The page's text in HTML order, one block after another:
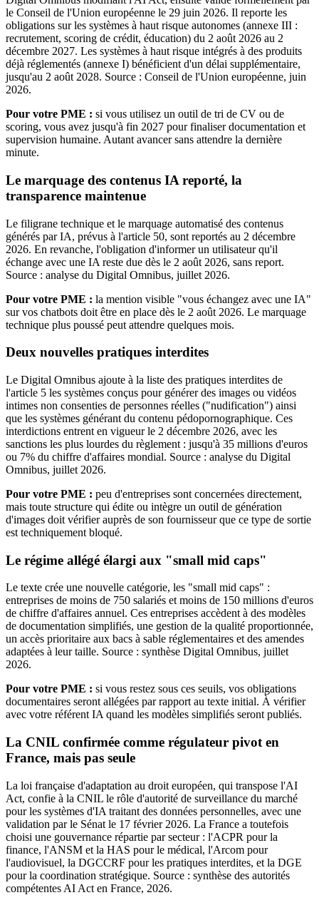
le Conseil de l'Union européenne le 29 juin 2026. Il reporte les
obligations sur les systèmes à haut risque autonomes (annexe III :
recrutement, scoring de crédit, éducation) du 2 août 2026 au 2
décembre 2027. Les systèmes à haut risque intégrés à des produits
déjà réglementés (annexe I) bénéficient d'un délai supplémentaire,
jusqu'au 2 août 2028. Source : Conseil de l'Union européenne, juin
2026.
Pour votre PME : si vous utilisez un outil de tri de CV ou de
scoring, vous avez jusqu'à fin 2027 pour finaliser documentation et
supervision humaine. Autant avancer sans attendre la dernière
minute.
Le marquage des contenus IA reporté, la
transparence maintenue
Le filigrane technique et le marquage automatisé des contenus
générés par IA, prévus à l'article 50, sont reportés au 2 décembre
2026. En revanche, l'obligation d'informer un utilisateur qu'il
échange avec une IA reste due dès le 2 août 2026, sans report.
Source : analyse du Digital Omnibus, juillet 2026.
Pour votre PME : la mention visible "vous échangez avec une IA"
sur vos chatbots doit être en place dès le 2 août 2026. Le marquage
technique plus poussé peut attendre quelques mois.
Deux nouvelles pratiques interdites
Le Digital Omnibus ajoute à la liste des pratiques interdites de
l'article 5 les systèmes conçus pour générer des images ou vidéos
intimes non consenties de personnes réelles ("nudification") ainsi
que les systèmes générant du contenu pédopornographique. Ces
interdictions entrent en vigueur le 2 décembre 2026, avec les
sanctions les plus lourdes du règlement : jusqu'à 35 millions d'euros
ou 7% du chiffre d'affaires mondial. Source : analyse du Digital
Omnibus, juillet 2026.
Pour votre PME : peu d'entreprises sont concernées directement,
mais toute structure qui édite ou intègre un outil de génération
d'images doit vérifier auprès de son fournisseur que ce type de sortie
est techniquement bloqué.
Le régime allégé élargi aux "small mid caps"
Le texte crée une nouvelle catégorie, les "small mid caps" :
entreprises de moins de 750 salariés et moins de 150 millions d'euros
de chiffre d'affaires annuel. Ces entreprises accèdent à des modèles
de documentation simplifiés, une gestion de la qualité proportionnée,
un accès prioritaire aux bacs à sable réglementaires et des amendes
adaptées à leur taille. Source : synthèse Digital Omnibus, juillet
2026.
Pour votre PME : si vous restez sous ces seuils, vos obligations
documentaires seront allégées par rapport au texte initial. À vérifier
avec votre référent IA quand les modèles simplifiés seront publiés.
La CNIL confirmée comme régulateur pivot en
France, mais pas seule
La loi française d'adaptation au droit européen, qui transpose l'AI
Act, confie à la CNIL le rôle d'autorité de surveillance du marché
pour les systèmes d'IA traitant des données personnelles, avec une
validation par le Sénat le 17 février 2026. La France a toutefois
choisi une gouvernance répartie par secteur : l'ACPR pour la
finance, l'ANSM et la HAS pour le médical, l'Arcom pour
l'audiovisuel, la DGCCRF pour les pratiques interdites, et la DGE
pour la coordination stratégique. Source : synthèse des autorités
compétentes AI Act en France, 2026.